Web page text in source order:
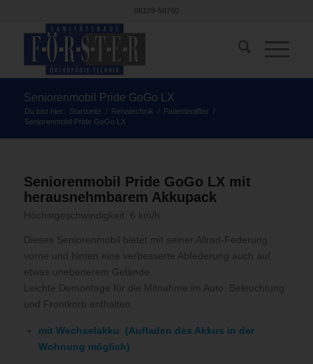
Seniorenmobil Pride GoGo LX
Du bist hier: Startseite / Rehatechnik / Patientenlifter /
Seniorenmobil Pride GoGo LX
Seniorenmobil Pride GoGo LX mit
herausnehmbarem Akkupack
Höchstgeschwindigkeit: 6 km/h
Dieses Seniorenmobil bietet mit seiner Allrad-Federung
vorne und hinten eine verbesserte Abfederung auch auf
etwas unebenerem Gelände.
Leichte Demontage für die Mitnahme im Auto. Beleuchtung
und Frontkorb enthalten.
mit Wechselakku (Aufladen des Akkus in der
Wohnung möglich)